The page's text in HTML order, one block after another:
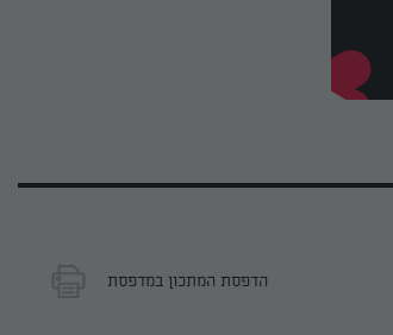
הדפסת המתכון במדפסת